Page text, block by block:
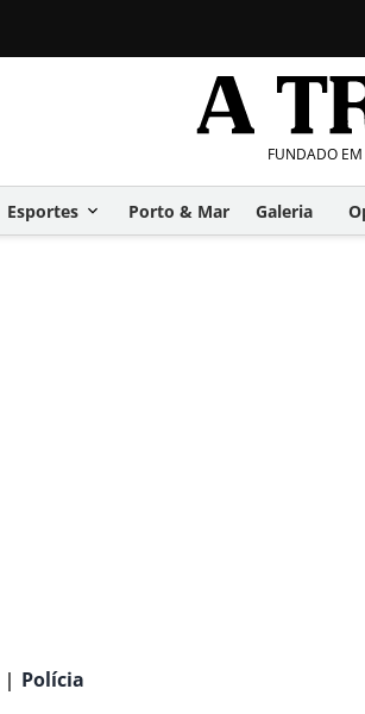
FUNDADO
Esportes Porto & Mar Galeria
| Polícia